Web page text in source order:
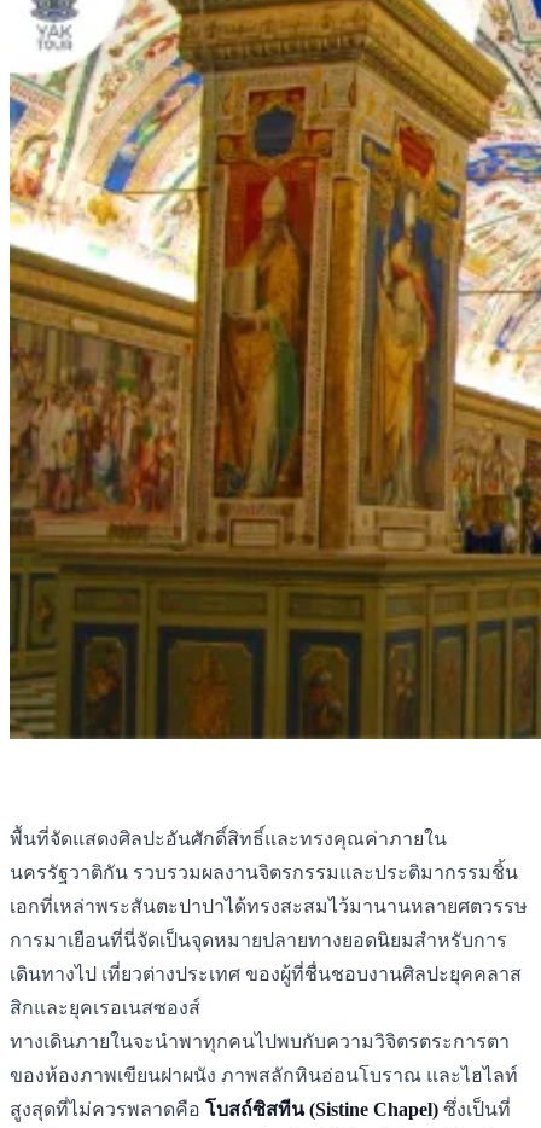
พื้นที่จัดแสดงศิลปะอันศักดิ์สิทธิ์และทรงคุณค่าภายใน
นครรัฐวาติกัน รวบรวมผลงานจิตรกรรมและประติมากรรมชิ้น
เอกที่เหล่าพระสันตะปาปาได้ทรงสะสมไว้มานานหลายศตวรรษ
การมาเยือนที่นี่จัดเป็นจุดหมายปลายทางยอดนิยมสำหรับการ
เดินทางไป เที่ยวต่างประเทศ ของผู้ที่ชื่นชอบงานศิลปะยุคคลาส
สิกและยุคเรอเนสซองส์
ทางเดินภายในจะนำพาทุกคนไปพบกับความวิจิตรตระการตา
ของห้องภาพเขียนฝาผนัง ภาพสลักหินอ่อนโบราณ และไฮไลท์
สูงสุดที่ไม่ควรพลาดคือ โบสถ์ซิสทีน (Sistine Chapel) ซึ่งเป็นที่